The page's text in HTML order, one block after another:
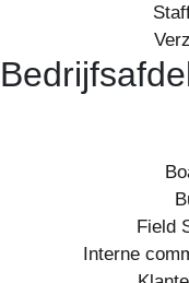
Field
Interne